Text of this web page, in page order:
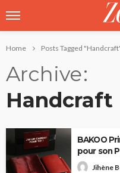
Home Posts Tagged
Archive
Handcraft
BAKOO
pour son
Jihène